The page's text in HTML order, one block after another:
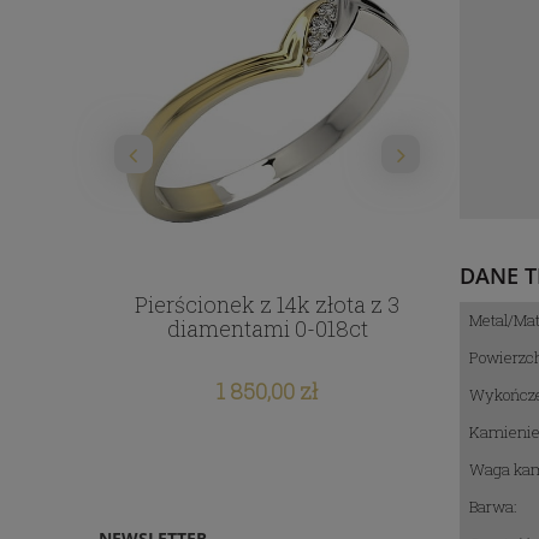
Pierścionek z 14k złota z 3
diamentami 0-018ct
1 850,00 zł
DANE
Metal/
Waga
Barwa: